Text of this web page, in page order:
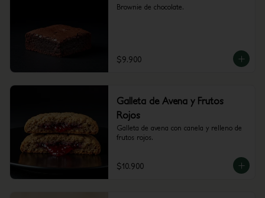
Brownie de chocolate.
$9.900
Galleta de Avena y Frutos
Rojos
Galleta de avena con canela y relleno de
frutos rojos.
$10.900